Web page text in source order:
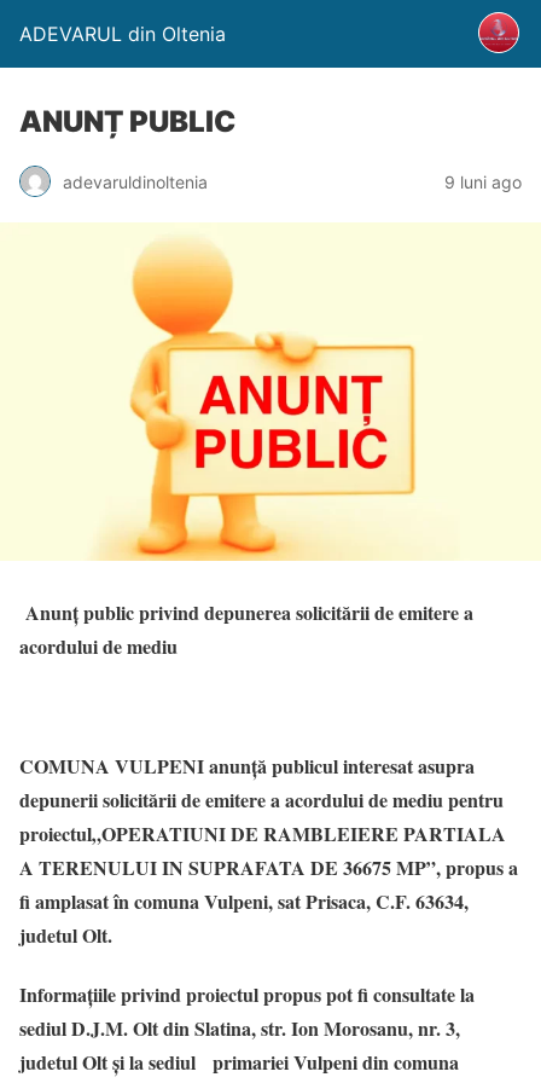
ADEVARUL din Oltenia
ANUNȚ PUBLIC
adevaruldinoltenia 9 luni ago
Anunţ public privind depunerea solicitării de emitere a
acordului de mediu
COMUNA VULPENIanunţă publicul interesat asupra
depunerii solicitării de emitere a acordului de mediu pentru
proiectul„OPERATIUNI DE RAMBLEIERE PARTIALA
A TERENULUI IN SUPRAFATA DE 36675 MP”, propus a
fi amplasat încomuna Vulpeni, sat Prisaca, C.F. 63634,
judetul Olt.
Informaţiile privind proiectul propus pot fi consultate la
sediulD.J.M. OltdinSlatina, str. Ion Morosanu, nr. 3,
judetul Oltşi lasediul primariei Vulpenidincomuna